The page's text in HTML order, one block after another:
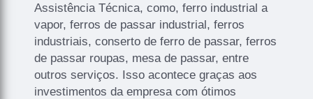
Assistência Técnica, como, ferro industrial a
vapor, ferros de passar industrial, ferros
industriais, conserto de ferro de passar, ferros
de passar roupas, mesa de passar, entre
outros serviços. Isso acontece graças aos
investimentos da empresa com ótimos